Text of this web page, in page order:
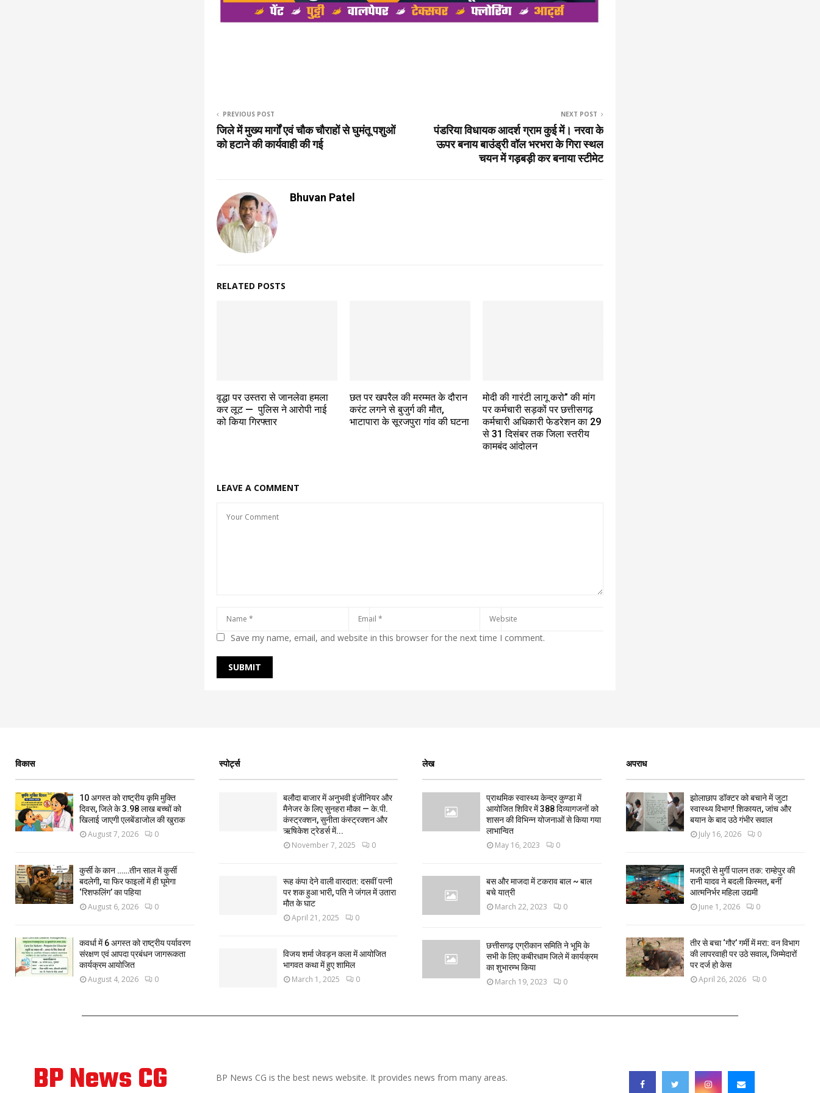
PREVIOUS POST
जिले में मुख्य मार्गों एवं चौक चौराहों से घुमंतू पशुओं
को हटाने की कार्यवाही की गई
NEXT POST
पंडरिया विधायक आदर्श ग्राम कुई में। नरवा के
ऊपर बनाय बाउंड्री वॉल भरभरा के गिरा स्थल
चयन में गड़बड़ी कर बनाया स्टीमेट
Bhuvan Patel
RELATED POSTS
वृद्धा पर उस्तरा से जानलेवा हमला
कर लूट — पुलिस ने आरोपी नाई
को किया गिरफ्तार
छत पर खपरैल की मरम्मत के दौरान
करंट लगने से बुजुर्ग की मौत,
भाटापारा के सूरजपुरा गांव की घटना
मोदी की गारंटी लागू करो” की मांग
पर कर्मचारी सड़कों पर छत्तीसगढ़
कर्मचारी अधिकारी फेडरेशन का 29
से 31 दिसंबर तक जिला स्तरीय
कामबंद आंदोलन
LEAVE A COMMENT
Save my name, email, and website in this browser for the next time I comment.
विकास
10 अगस्त को राष्ट्रीय कृमि मुक्ति
दिवस, जिले के 3.98 लाख बच्चों को
खिलाई जाएगी एलबेंडाजोल की खुराक
August 7, 2026 0
कुर्सी के कान ……तीन साल में कुर्सी
बदलेगी, या फिर फाइलों में ही घूमेगा
‘रिशफलिंग’ का पहिया
August 6, 2026 0
कवर्धा में 6 अगस्त को राष्ट्रीय पर्यावरण
संरक्षण एवं आपदा प्रबंधन जागरूकता
कार्यक्रम आयोजित
August 4, 2026 0
स्पोर्ट्स
बलौदा बाजार में अनुभवी इंजीनियर और
मैनेजर के लिए सुनहरा मौका — के.पी.
कंस्ट्रक्शन, सुनीता कंस्ट्रक्शन और
ऋषिकेश ट्रेडर्स में...
November 7, 2025 0
रूह कंपा देने वाली वारदात: दसवीं पत्नी
पर शक हुआ भारी, पति ने जंगल में उतारा
मौत के घाट
April 21, 2025 0
विजय शर्मा जेवड़न कला में आयोजित
भागवत कथा में हुए शामिल
March 1, 2025 0
लेख
प्राथमिक स्वास्थ्य केन्द्र कुण्डा में
आयोजित शिविर में 388 दिव्यागजनों को
शासन की विभिन्न योजनाओं से किया गया
लाभान्वित
May 16, 2023 0
बस और माजदा में टकराव बाल ~ बाल
बचे यात्री
March 22, 2023 0
छत्तीसगढ़ एग्रीकान समिति ने भूमि के
सभी के लिए कबीरधाम जिले में कार्यक्रम
का शुभारम्भ किया
March 19, 2023 0
अपराध
झोलाछाप डॉक्टर को बचाने में जुटा
स्वास्थ्य विभाग! शिकायत, जांच और
बयान के बाद उठे गंभीर सवाल
July 16, 2026 0
मजदूरी से मुर्गी पालन तक: राम्हेपुर की
रानी यादव ने बदली किस्मत, बनीं
आत्मनिर्भर महिला उद्यमी
June 1, 2026 0
तीर से बचा ‘गौर’ गर्मी में मरा: वन विभाग
की लापरवाही पर उठे सवाल, जिम्मेदारों
पर दर्ज हो केस
April 26, 2026 0
BP News CG BP News CG is the best news website. It provides news from many areas.